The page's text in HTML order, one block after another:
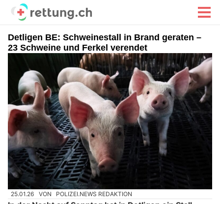
Detligen BE: Schweinestall in Brand geraten –
23 Schweine und Ferkel verendet
25.01.26 VON POLIZEI.NEWS REDAKTION